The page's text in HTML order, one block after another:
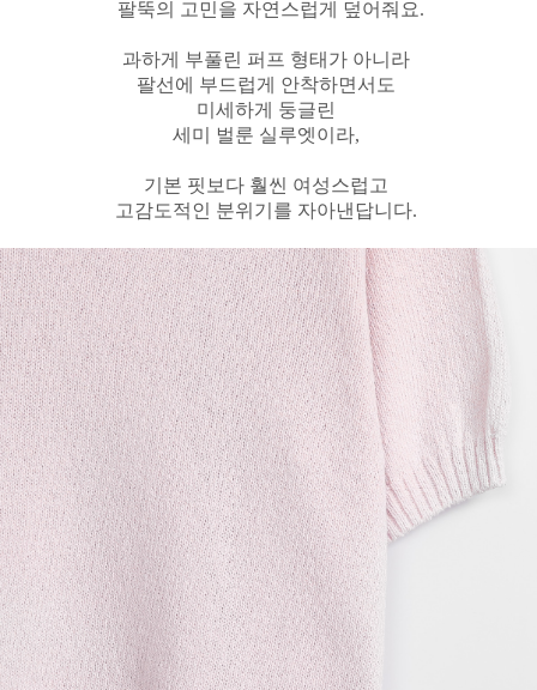
팔뚝의 고민을 자연스럽게 덮어줘요.
과하게 부풀린 퍼프 형태가 아니라
팔선에 부드럽게 안착하면서도
미세하게 둥글린
세미 벌룬 실루엣이라,
기본 핏보다 훨씬 여성스럽고
고감도적인 분위기를 자아낸답니다.